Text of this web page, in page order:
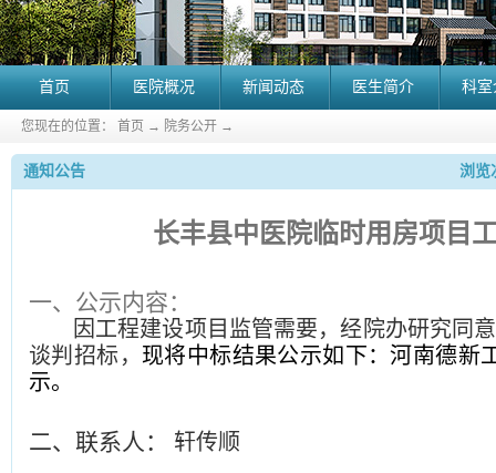
首页 医院概况 新闻动态 医生简介 科
您现在的位置： 首页 → 院务公开 →
通知公告 浏览
长丰县中医院临时用房项目
一、 公示内容：
因工程建设项目监管需要，经院办研究同
谈判招标， 现将中标结果公示如下：河南德新
示。
二、联系人： 轩传顺